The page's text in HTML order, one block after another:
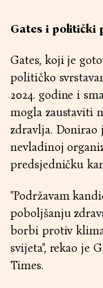
Gates i politički
Gates, koji je
političko
2024. godine i
mogla zaustaviti
zdravlja.
nevladinoj
predsjedničku
"Podržavam
poboljšanju
borbi protiv
svijeta", rekao je
Times.